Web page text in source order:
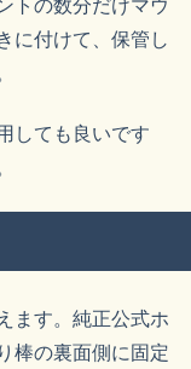
トの数分だけマウ
に付けて、保管し
しても良いです
ます。純正公式ホ
棒の裏面側に固定